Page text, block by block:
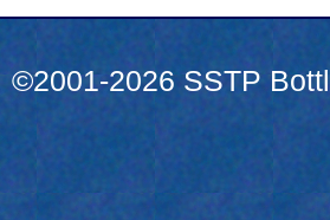
©2001-2026 SSTP